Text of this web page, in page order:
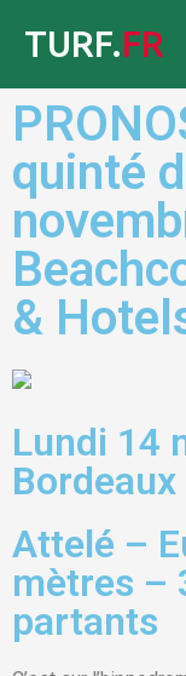
TURF.FR
quinté
&
Lundi 14
Bordeaux
Attelé –
mètres –
partants